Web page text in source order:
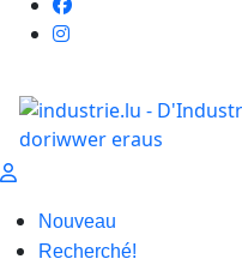
Nouveau
Recherché!